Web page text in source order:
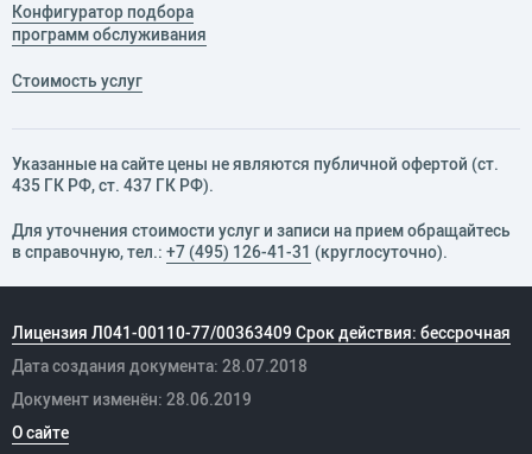
Конфигуратор подбора
программ обслуживания
Стоимость услуг
Указанные на сайте цены не являются публичной офертой (ст.
435 ГК РФ, cт. 437 ГК РФ).
Для уточнения стоимости услуг и записи на прием обращайтесь
в справочную, тел.: +7 (495) 126-41-31 (круглосуточно).
Лицензия Л041-00110-77/00363409 Срок действия: бессрочная
Дата создания документа: 28.07.2018
Документ изменён: 28.06.2019
О сайте